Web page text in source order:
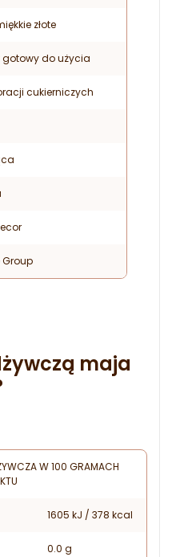
złote
gotowy do użycia
cukierniczych
Group
maja
W 100 GRAMACH
1605 kJ / 378 kcal
0.0 g